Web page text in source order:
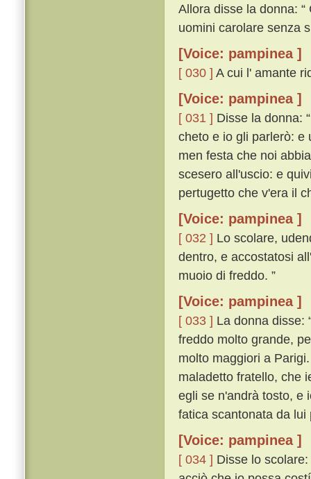
Allora disse la donna:
uomini carolare senza
[Voice: pampinea ]
[ 030 ] A cui l' amante
[Voice: pampinea ]
[ 031 ] Disse la donna:
cheto e io gli parlerò: e
men festa che noi
scesero all'uscio: e
pertugetto che v'era il
[Voice: pampinea ]
[ 032 ] Lo scolare,
dentro, e accostatosi
muoio di freddo. ”
[Voice: pampinea ]
[ 033 ] La donna disse:
freddo molto grande,
molto maggiori a
maladetto fratello, che
egli se n'andrà tosto, e
fatica scantonata da lui
[Voice: pampinea ]
[ 034 ] Disse lo